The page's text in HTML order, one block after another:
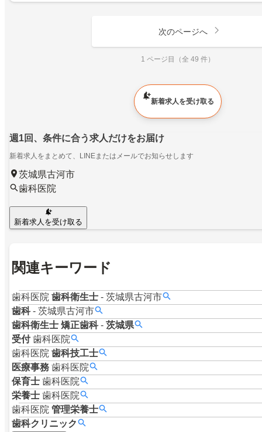
次のページへ
1 ページ目（全 49 件）
新着求人を受け取る
週1回、条件に合う求人だけをお届け
新着求人をまとめて、LINEまたはメールでお知らせします
茨城県古河市
歯科医院
新着求人を受け取る
関連キーワード
歯科医院 歯科衛生士 - 茨城県古河市
歯科 - 茨城県古河市
歯科衛生士 矯正歯科 - 茨城県
受付 歯科医院
歯科医院 歯科技工士
医療事務 歯科医院
保育士 歯科医院
栄養士 歯科医院
歯科医院 管理栄養士
歯科クリニック